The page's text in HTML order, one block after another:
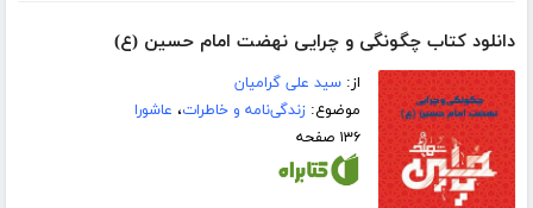
دانلود کتاب چگونگی و چرایی نهضت امام حسین (ع)
از:سید علی گرامیان
موضوع:زندگی‌نامه و خاطرات، عاشورا
۱۳۶ صفحه